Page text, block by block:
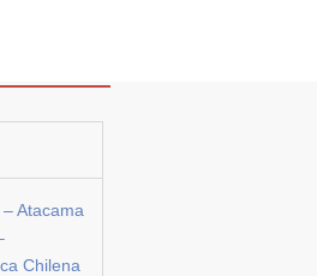
Atacama
Chilena